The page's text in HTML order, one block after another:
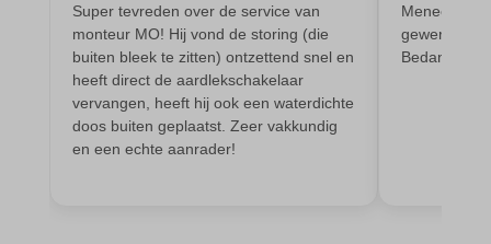
Super tevreden over de service van
monteur MO! Hij vond de storing (die
buiten bleek te zitten) ontzettend snel en
heeft direct de aardlekschakelaar
vervangen, heeft hij ook een waterdichte
doos buiten geplaatst. Zeer vakkundig
en een echte aanrader!
Meneer
gewerkt en
Bedankt